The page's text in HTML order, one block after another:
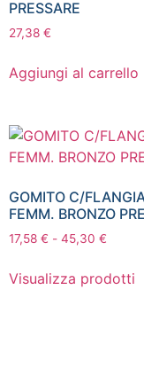
PRESSARE
27,38 €
Aggiungi al carrello
GOMITO C/
FEMM. BRONZO
17,58 € - 45,30 €
Visualizza prodotti